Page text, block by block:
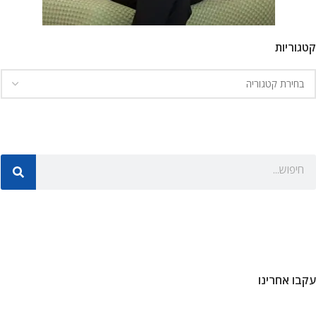
קטגוריות
עקבו אחרינו